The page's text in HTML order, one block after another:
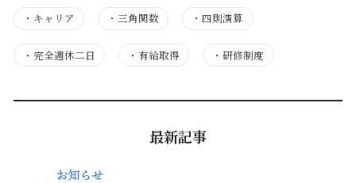
・ キャリア ・三角関数 ・ 四則演算
・ 完全週休二日 ・有給取得 ・研修制度
最新記事